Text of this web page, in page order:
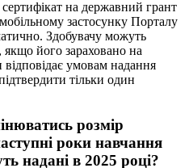
на державний грант
застосунку Порталу
Здобувачу можуть
якщо його зараховано на
відповідає умовам надання
тільки один
розмір
роки навчання
надані в 2025 році?